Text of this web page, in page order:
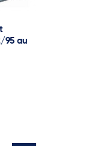
95 au